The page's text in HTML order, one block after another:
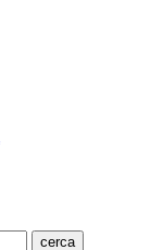
cerca